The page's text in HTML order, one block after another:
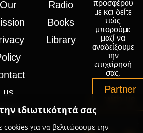
ιδιωτικότητά σας
cookies για να βελτιώσουμε την
Our
us
Radio
Books
Library
προσφέρου
με και δείτε
πώς
μπορούμε
μαζί να
αναδείξουμε
την
επιχείρησή
σας.
Partner